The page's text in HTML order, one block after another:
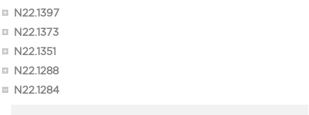
N22.1397
N22.1373
N22.1351
N22.1288
N22.1284